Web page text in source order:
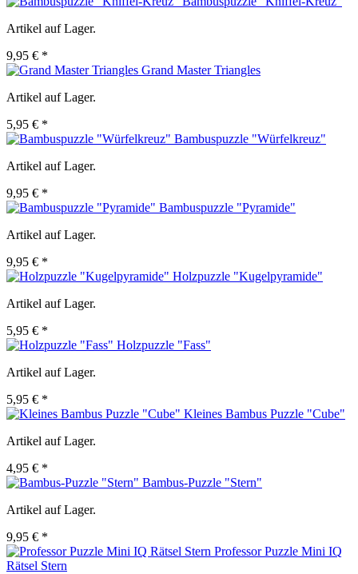
Artikel auf Lager.
9,95 € *
Grand Master Triangles
Artikel auf Lager.
5,95 € *
Bambuspuzzle "Würfelkreuz"
Artikel auf Lager.
9,95 € *
Bambuspuzzle "Pyramide"
Artikel auf Lager.
9,95 € *
Holzpuzzle "Kugelpyramide"
Artikel auf Lager.
5,95 € *
Holzpuzzle "Fass"
Artikel auf Lager.
5,95 € *
Kleines Bambus Puzzle "Cube"
Artikel auf Lager.
4,95 € *
Bambus-Puzzle "Stern"
Artikel auf Lager.
9,95 € *
Professor Puzzle Mini IQ
Rätsel Stern